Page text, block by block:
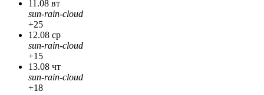
11.08 вт
sun-rain-cloud
+25
12.08 ср
sun-rain-cloud
+15
13.08 чт
sun-rain-cloud
+18